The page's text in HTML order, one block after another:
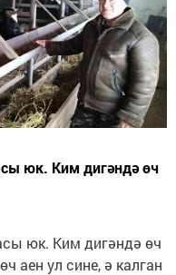
юк. Ким дигәндә өч
юк. Ким дигәндә өч
аен ул сине, ә калган